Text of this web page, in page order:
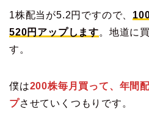
1株配当が5.2円ですので、
520円アップします。地道に
す。
僕は200株毎月買って、年間
プさせていくつもりです。